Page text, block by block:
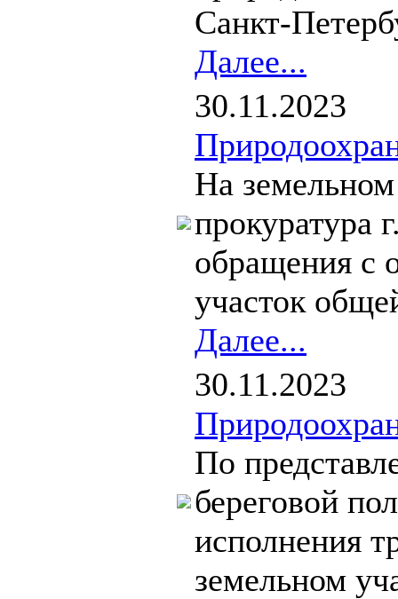
Санкт-
Далее...
30.11.2023
На
прокуратура
обращения с
участок
Далее...
30.11.2023
По
береговой
исполнения
земельном